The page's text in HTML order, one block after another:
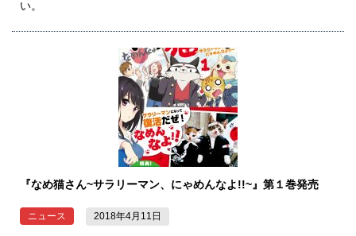
い。
『なめ猫さん~サラリーマン、にゃめんなよ!!~』第１巻発売
ニュース 2018年4月11日